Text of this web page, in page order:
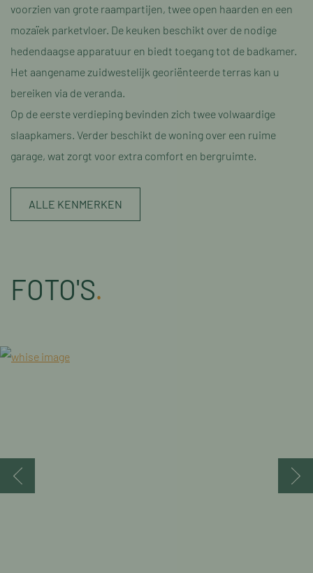
voorzien van grote raampartijen, twee open haarden en een
mozaïek parketvloer. De keuken beschikt over de nodige
hedendaagse apparatuur en biedt toegang tot de badkamer.
Het aangename zuidwestelijk georiënteerde terras kan u
bereiken via de veranda.
Op de eerste verdieping bevinden zich twee volwaardige
slaapkamers. Verder beschikt de woning over een ruime
garage, wat zorgt voor extra comfort en bergruimte.
ALLE KENMERKEN
FOTO'S.